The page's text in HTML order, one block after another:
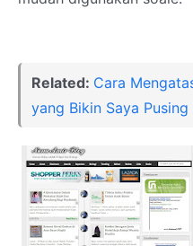
Related: Cara
yang Bikin Saya Pusing